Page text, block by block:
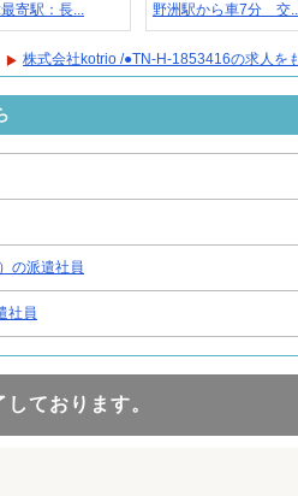
寄駅：長...
野洲駅から車7分 交
株式会社kotrio /●TN-H-1853416の求人を
の派遣社員
社員
ております。